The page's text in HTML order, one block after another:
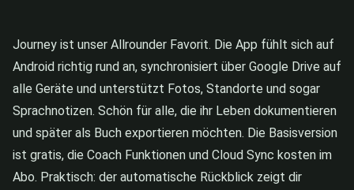
Journey ist unser Allrounder Favorit. Die App fühlt sich auf
Android richtig rund an, synchronisiert über Google Drive auf
alle Geräte und unterstützt Fotos, Standorte und sogar
Sprachnotizen. Schön für alle, die ihr Leben dokumentieren
und später als Buch exportieren möchten. Die Basisversion
ist gratis, die Coach Funktionen und Cloud Sync kosten im
Abo. Praktisch: der automatische Rückblick zeigt dir